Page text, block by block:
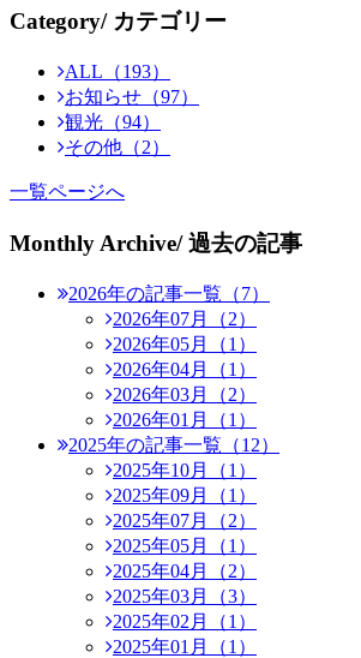
Category/ カテゴリー
ALL（193）
お知らせ（97）
観光（94）
その他（2）
一覧ページへ
Monthly Archive/ 過去の記事
2026年の記事一覧（7）
2026年07月（2）
2026年05月（1）
2026年04月（1）
2026年03月（2）
2026年01月（1）
2025年の記事一覧（12）
2025年10月（1）
2025年09月（1）
2025年07月（2）
2025年05月（1）
2025年04月（2）
2025年03月（3）
2025年02月（1）
2025年01月（1）